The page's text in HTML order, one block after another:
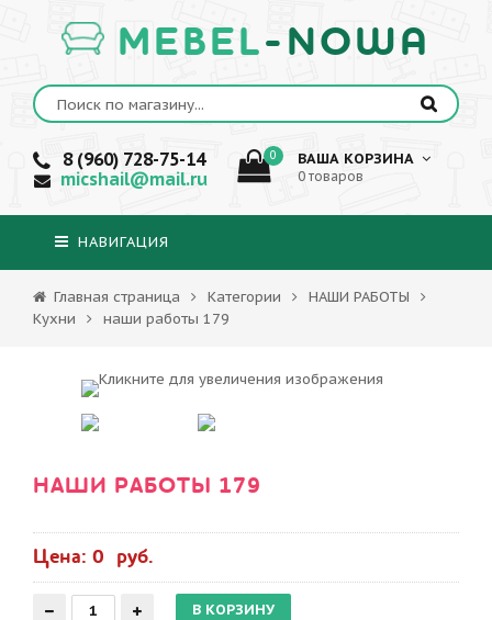
MEBEL-NOWA
8 (960) 728-75-14
micshail@mail.ru
0 ВАША КОРЗИНА
0 товаров
НАВИГАЦИЯ
Главная страница Категории
НАШИ РАБОТЫ
Кухни
наши работы 179
НАШИ РАБОТЫ 179
Цена: 0 руб.